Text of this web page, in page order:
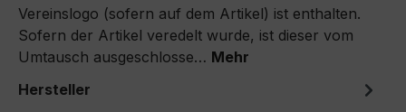
Vereinslogo (sofern auf dem Artikel) ist enthalten.
Sofern der Artikel veredelt wurde, ist dieser vom
Umtausch ausgeschlosse… Mehr
Hersteller